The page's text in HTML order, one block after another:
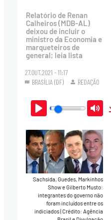
Relatório de Renan
Calheiros (MDB-AL)
deixou de incluir o
ministro da Economia e
marqueteiros de
general; leia lista
27.OUT.2021 - 11:17
BRASÍLIA (DF)
REDAÇÃO
Play Mute
Sachsida, Guedes, Markinhos
Show e Gilberto Musto:
integrantes do governo não
foram incluídos entre os
indiciados Crédito: Agência